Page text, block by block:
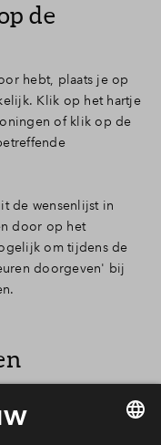
de
hebt, plaats je op
Klik op het hartje
of klik op de
de wensenlijst in
door op het
om tijdens de
doorgeven' bij
en als de verkoop is
hoe dat eruit